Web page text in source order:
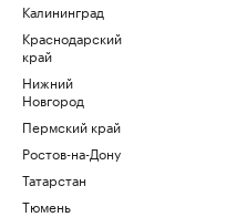
Калининград
Краснодарский
край
Нижний
Новгород
Пермский край
Ростов-на-Дону
Татарстан
Тюмень